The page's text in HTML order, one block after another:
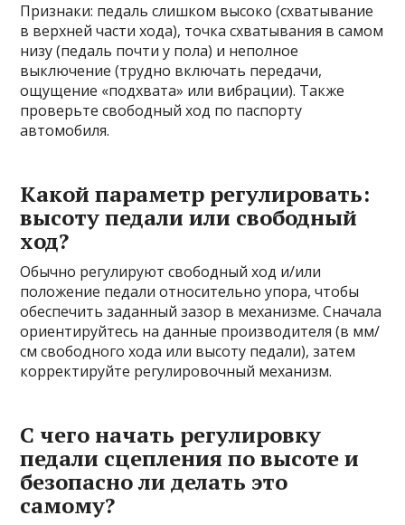
Признаки: педаль слишком высоко (схватывание
в верхней части хода), точка схватывания в самом
низу (педаль почти у пола) и неполное
выключение (трудно включать передачи,
ощущение «подхвата» или вибрации). Также
проверьте свободный ход по паспорту
автомобиля.
Какой параметр регулировать:
высоту педали или свободный
ход?
Обычно регулируют свободный ход и/или
положение педали относительно упора, чтобы
обеспечить заданный зазор в механизме. Сначала
ориентируйтесь на данные производителя (в мм/
см свободного хода или высоту педали), затем
корректируйте регулировочный механизм.
С чего начать регулировку
педали сцепления по высоте и
безопасно ли делать это
самому?